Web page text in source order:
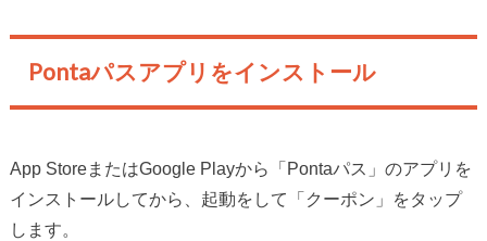
Pontaパスアプリをインストール
App StoreまたはGoogle Playから「Pontaパス」のアプリを
インストールしてから、起動をして「クーポン」をタップ
します。